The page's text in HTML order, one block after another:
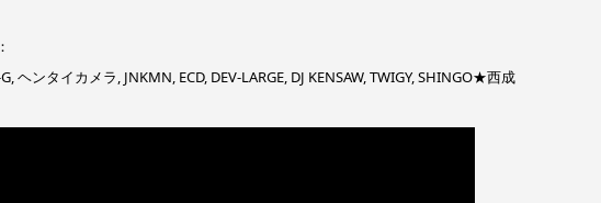
ヘンタイカメラ, JNKMN, ECD, DEV-LARGE, DJ KENSAW, TWIGY, SHINGO★西成